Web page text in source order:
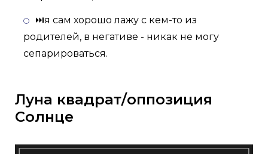
⏭я сам хорошо лажу с кем-то из
родителей, в негативе - никак не могу
сепарироваться.
Луна квадрат/оппозиция
Солнце